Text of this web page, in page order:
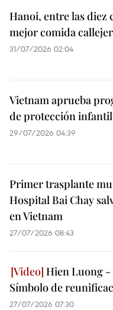
Hanoi, entre las diez
mejor comida
31/07/2026 02:04
Vietnam aprueba
de protección
29/07/2026 04:39
Primer trasplante
Hospital Bai Chay
en Vietnam
27/07/2026 08:43
Hien Luong -
Símbolo de
27/07/2026 07:30